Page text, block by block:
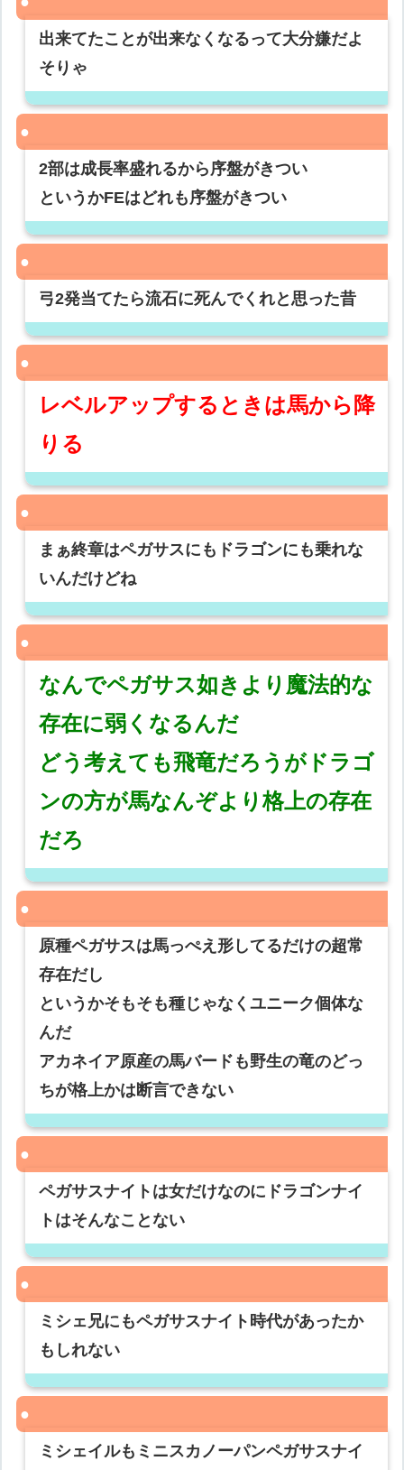
出来てたことが出来なくなるって大分嫌だよ
そりゃ
2部は成長率盛れるから序盤がきつい
というかFEはどれも序盤がきつい
弓2発当てたら流石に死んでくれと思った昔
レベルアップするときは馬から降
りる
まぁ終章はペガサスにもドラゴンにも乗れな
いんだけどね
なんでペガサス如きより魔法的な
存在に弱くなるんだ
どう考えても飛竜だろうがドラゴ
ンの方が馬なんぞより格上の存在
だろ
原種ペガサスは馬っぺえ形してるだけの超常
存在だし
というかそもそも種じゃなくユニーク個体な
んだ
アカネイア原産の馬バードも野生の竜のどっ
ちが格上かは断言できない
ペガサスナイトは女だけなのにドラゴンナイ
トはそんなことない
ミシェ兄にもペガサスナイト時代があったか
もしれない
ミシェイルもミニスカノーパンペガサスナイ